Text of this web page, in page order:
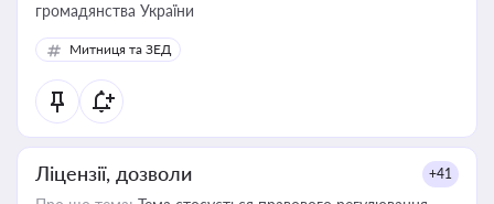
громадянства України
Митниця та ЗЕД
Ліцензії, дозволи +41